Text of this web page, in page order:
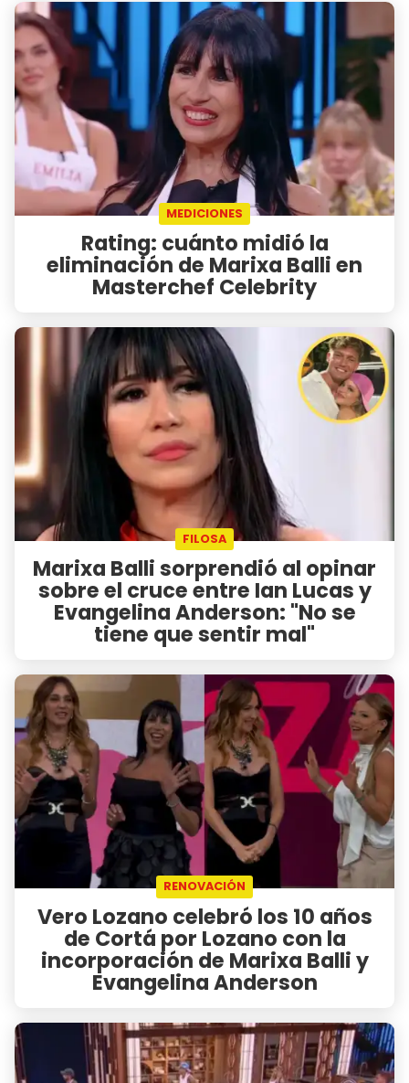
MEDICIONES
Rating: cuánto midió la
eliminación de Marixa Balli en
Masterchef Celebrity
FILOSA
Marixa Balli sorprendió al opinar
sobre el cruce entre Ian Lucas y
Evangelina Anderson: "No se
tiene que sentir mal"
RENOVACIÓN
Vero Lozano celebró los 10 años
de Cortá por Lozano con la
incorporación de Marixa Balli y
Evangelina Anderson